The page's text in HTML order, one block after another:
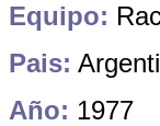
Equipo:
Pais:
Año: 1977